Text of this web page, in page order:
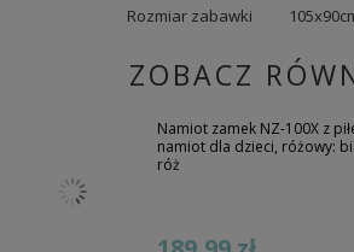
Rozmiar zabawki
ZOBACZ
Namiot zamek NZ-100X z
namiot dla dzieci, różowy:
róż